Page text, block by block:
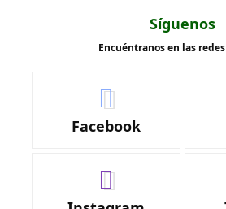
Síguenos
Encuéntranos en las
Facebook